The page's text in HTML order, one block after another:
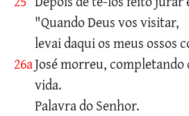
"Quando Deus vos visitar,
levai daqui os meus ossos
26aJosé morreu, completando
vida.
Palavra do Senhor.